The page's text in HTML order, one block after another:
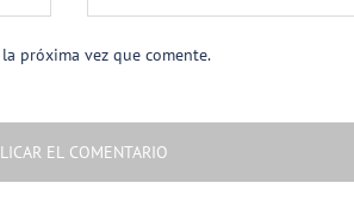
próxima vez que comente.